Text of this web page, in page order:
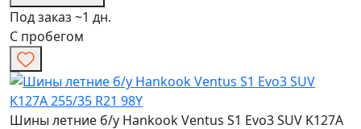
Под заказ ~1 дн.
С пробегом
Шины летние б/у Hankook Ventus S1 Evo3 SUV K127A